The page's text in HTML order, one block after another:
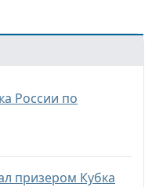
России по
призером Кубка